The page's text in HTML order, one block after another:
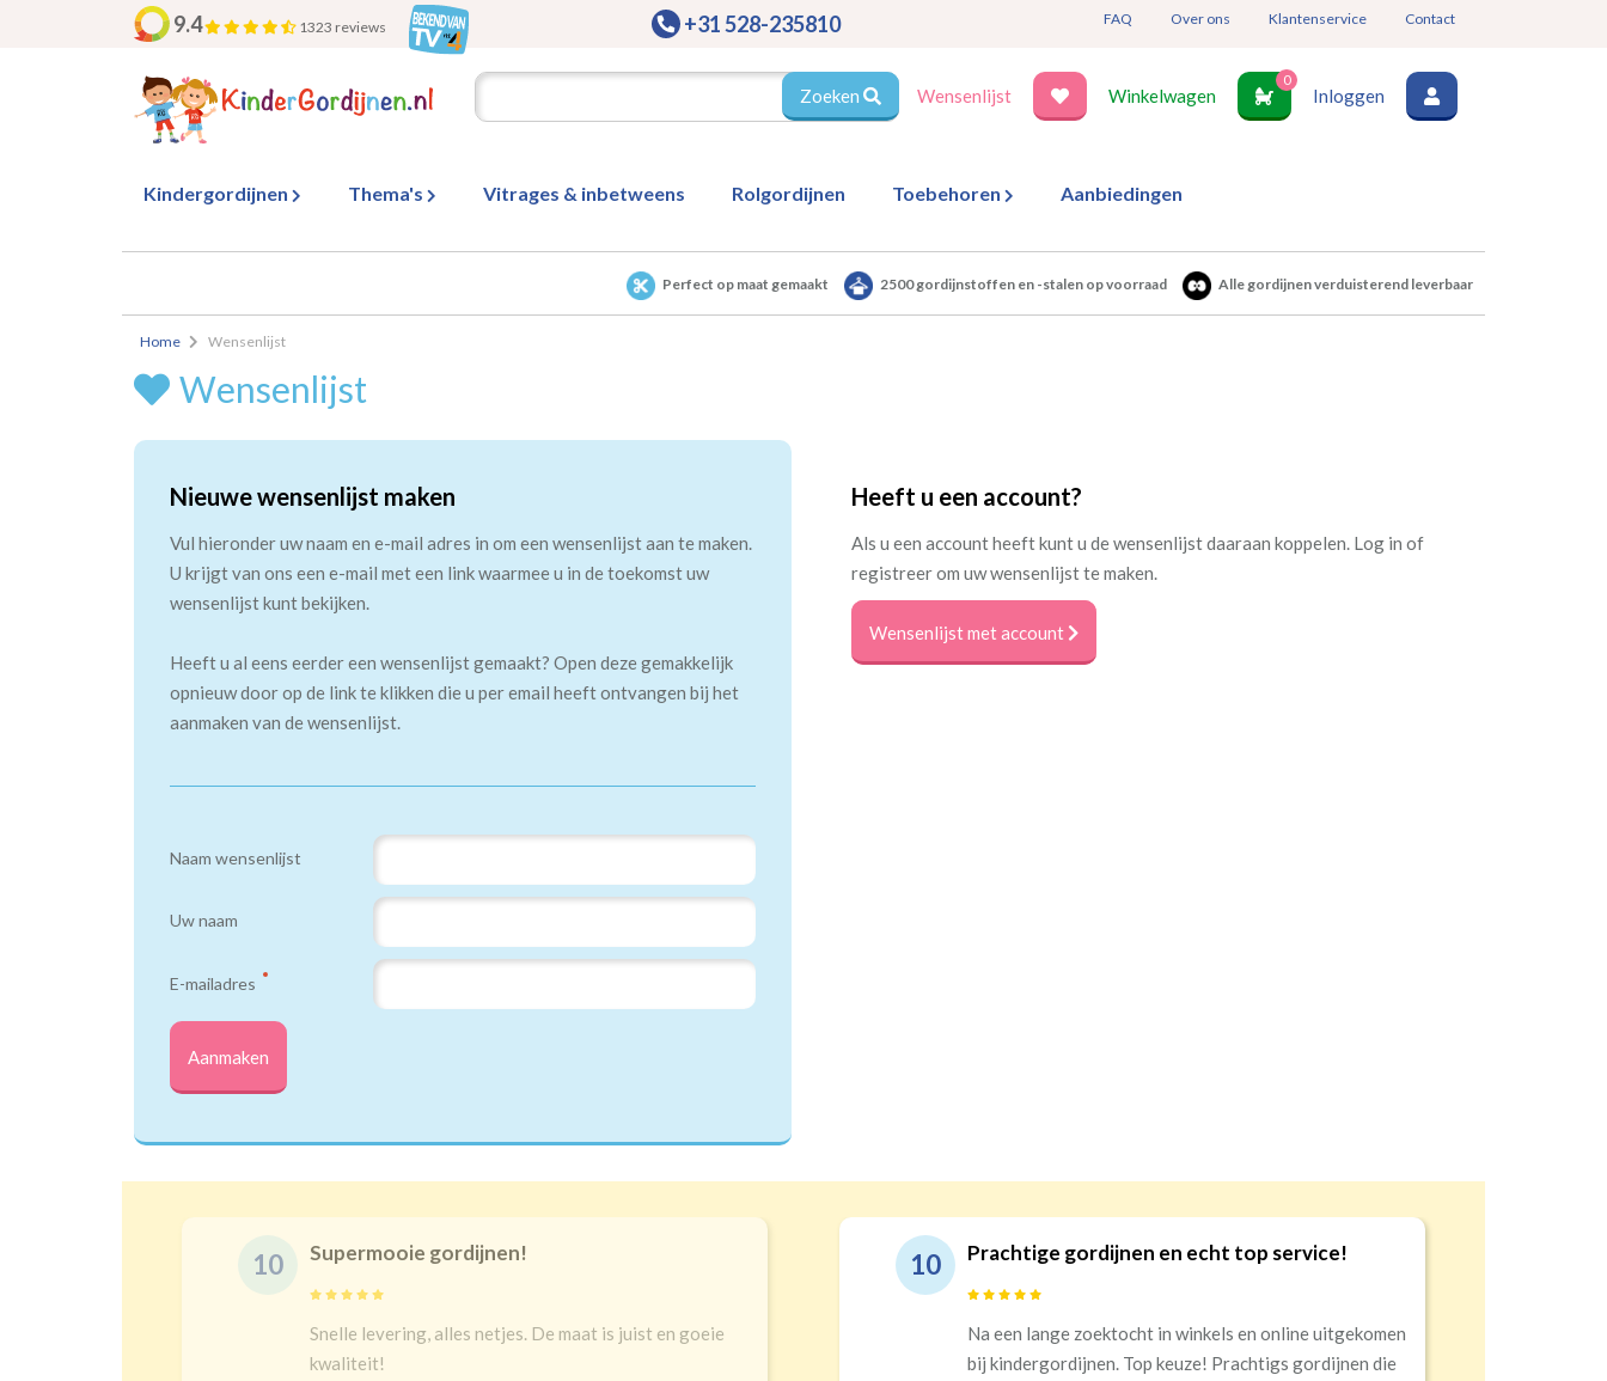
9.4 1323 reviews +31 528-235810 FAQ Over ons Klantenservice Contact
Zoeken Wensenlijst Winkelwagen
0
Inloggen
Kindergordijnen Thema's Vitrages & inbetweens Rolgordijnen Toebehoren Aanbiedingen
Perfect op maat gemaakt 2500 gordijnstoffen en -stalen op voorraad Alle gordijnen verduisterend leverbaar
Home Wensenlijst
Wensenlijst
Nieuwe wensenlijst maken
Vul hieronder uw naam en e-mail adres in om een wensenlijst aan te maken.
U krijgt van ons een e-mail met een link waarmee u in de toekomst uw
wensenlijst kunt bekijken.
Heeft u al eens eerder een wensenlijst gemaakt? Open deze gemakkelijk
opnieuw door op de link te klikken die u per email heeft ontvangen bij het
aanmaken van de wensenlijst.
Naam wensenlijst
Uw naam
E-mailadres
Aanmaken
Heeft u een account?
Als u een account heeft kunt u de wensenlijst daaraan koppelen. Log in of
registreer om uw wensenlijst te maken.
Wensenlijst met account
10 Supermooie gordijnen!
Snelle levering, alles netjes. De maat is juist en goeie
kwaliteit!
10 Prachtige gordijnen en echt top service!
Na een lange zoektocht in winkels en online uitgekomen
bij kindergordijnen. Top keuze! Prachtigs gordijnen die